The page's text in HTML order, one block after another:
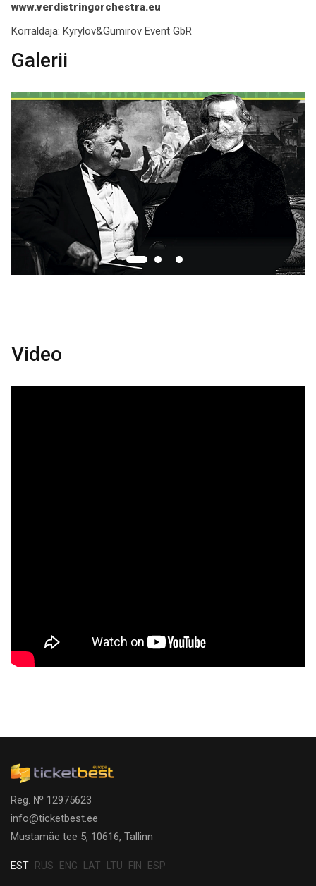
www.verdistringorchestra.eu
Korraldaja: Kyrylov&Gumirov Event GbR
Galerii
Video
Reg. № 12975623
info@ticketbest.ee
Mustamäe tee 5, 10616, Tallinn
EST RUS ENG LAT LTU FIN ESP